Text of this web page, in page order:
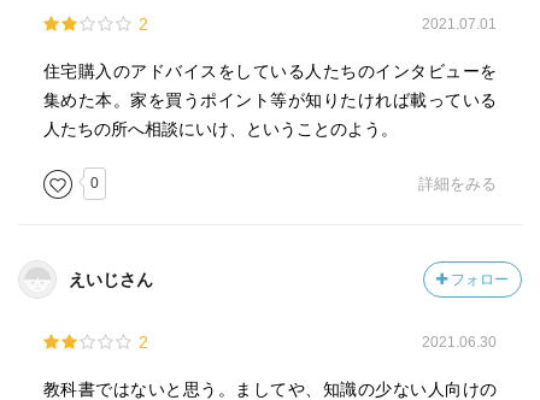
ストがかかるだけ。老後に収入が激減しても家賃を払い続
p145
見た目や内装はもちろんですが、地面の下の基礎、壁の中
ど、見えない部分こそ大切にしてほしいのです。
たとえば、住宅ローンを組むときに加入することが多い
「団体信用生命保険（団信）」。保障の内容によってはロ
ーンの金利が上乗せされることがあります。そのため、団
できる制度を利用し、それでも足りないのなら掛け捨ての
2 2021.07.01
住宅購入のアドバイスをしている人たちのインタビューを
集めた本。家を買うポイント等が知りたければ載っている
人たちの所へ相談にいけ、ということのよう。
0 詳細をみる
えいじさん フォロー
2 2021.06.30
教科書ではないと思う。ましてや、知識の少ない人向けの